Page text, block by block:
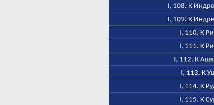
I, 108. К
I, 109. К
I, 110. К
I, 111. К
I, 112. К
I, 113. К
I, 114. К
I, 115. К